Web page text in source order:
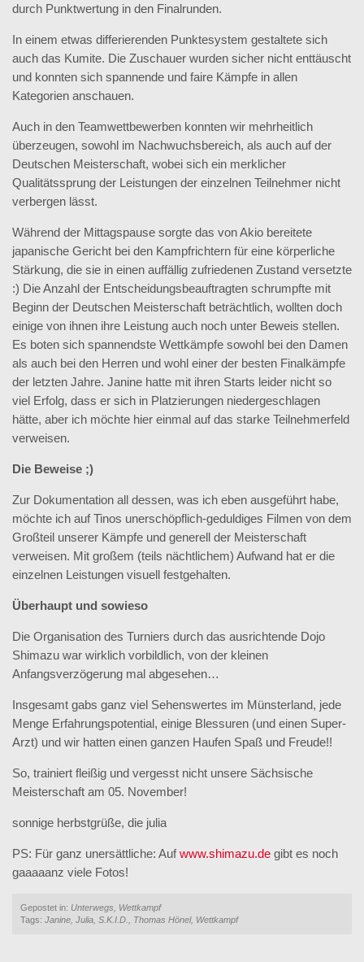
durch Punktwertung in den Finalrunden.
In einem etwas differierenden Punktesystem gestaltete sich
auch das Kumite. Die Zuschauer wurden sicher nicht enttäuscht
und konnten sich spannende und faire Kämpfe in allen
Kategorien anschauen.
Auch in den Teamwettbewerben konnten wir mehrheitlich
überzeugen, sowohl im Nachwuchsbereich, als auch auf der
Deutschen Meisterschaft, wobei sich ein merklicher
Qualitätssprung der Leistungen der einzelnen Teilnehmer nicht
verbergen lässt.
Während der Mittagspause sorgte das von Akio bereitete
japanische Gericht bei den Kampfrichtern für eine körperliche
Stärkung, die sie in einen auffällig zufriedenen Zustand versetzte
:) Die Anzahl der Entscheidungsbeauftragten schrumpfte mit
Beginn der Deutschen Meisterschaft beträchtlich, wollten doch
einige von ihnen ihre Leistung auch noch unter Beweis stellen.
Es boten sich spannendste Wettkämpfe sowohl bei den Damen
als auch bei den Herren und wohl einer der besten Finalkämpfe
der letzten Jahre. Janine hatte mit ihren Starts leider nicht so
viel Erfolg, dass er sich in Platzierungen niedergeschlagen
hätte, aber ich möchte hier einmal auf das starke Teilnehmerfeld
verweisen.
Die Beweise ;)
Zur Dokumentation all dessen, was ich eben ausgeführt habe,
möchte ich auf Tinos unerschöpflich-geduldiges Filmen von dem
Großteil unserer Kämpfe und generell der Meisterschaft
verweisen. Mit großem (teils nächtlichem) Aufwand hat er die
einzelnen Leistungen visuell festgehalten.
Überhaupt und sowieso
Die Organisation des Turniers durch das ausrichtende Dojo
Shimazu war wirklich vorbildlich, von der kleinen
Anfangsverzögerung mal abgesehen…
Insgesamt gabs ganz viel Sehenswertes im Münsterland, jede
Menge Erfahrungspotential, einige Blessuren (und einen Super-
Arzt) und wir hatten einen ganzen Haufen Spaß und Freude!!
So, trainiert fleißig und vergesst nicht unsere Sächsische
Meisterschaft am 05. November!
sonnige herbstgrüße, die julia
PS: Für ganz unersättliche: Aufwww.shimazu.de gibt es noch
gaaaaanz viele Fotos!
Gepostet in: Unterwegs
Wettkampf
Tags: Janine Julia S.K.I.D. Thomas Hönel, Wettkampf